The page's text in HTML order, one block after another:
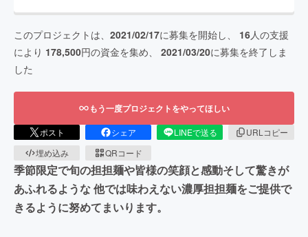
このプロジェクトは、 2021/02/17に募集を開始し、 16人の支援
により 178,500円の資金を集め、 2021/03/20に募集を終了しま
した
もう一度プロジェクトをやってほしい
ポスト シェア LINEで送る
URLコピー
埋め込み
QRコード
季節限定で旬の担担麺や皆様の笑顔と感動そして驚きが
あふれるような 他では味わえない濃厚担担麺をご提供で
きるように努めてまいります。